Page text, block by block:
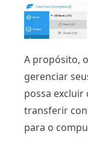
A propósito,
gerenciar
possa
transferir
para o